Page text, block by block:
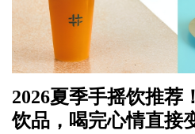
2026夏季手摇饮推荐
饮品，喝完心情直接